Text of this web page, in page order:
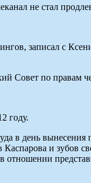
не стал
записал с
Совет по правам
году.
в день
и